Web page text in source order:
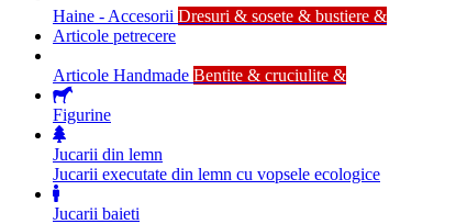
Haine - Accesorii Dresuri & sosete & bustiere &
Articole petrecere
Articole Handmade Bentite & cruciulite &
Figurine
Jucarii din lemn
Jucarii executate din lemn cu vopsele ecologice
Jucarii baieti